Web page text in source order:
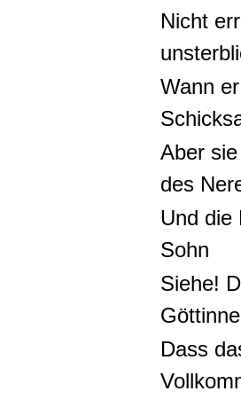
Nicht
Wann
Aber
des
Und die
Sohn
Siehe!
Dass